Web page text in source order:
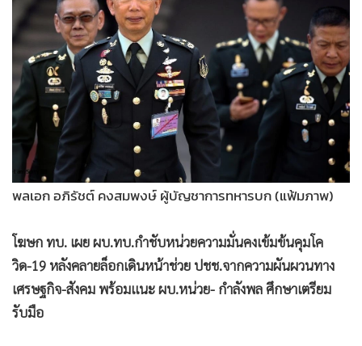
MGR Live
• Infographic
• การเมือง
• ท่องเที่ยว
• กีฬา
•
ต่างประเทศ
Special Scoop
• เศรษฐกิจ-ธุรกิจ
• ชุมชน-คุณภาพชีวิต
• อาชญากรรม
• Motoring
• เกม
พลเอก อภิรัชต์ คงสมพงษ์ ผู้บัญชาการทหารบก (แฟ้มภาพ)
โฆษก ทบ. เผย ผบ.ทบ.กำชับหน่วยความมั่นคงเข้มข้นคุมโค
วิด-19 หลังคลายล็อกเดินหน้าช่วย ปชช.จากความผันผวนทาง
เศรษฐกิจ-สังคม พร้อมแนะ ผบ.หน่วย- กำลังพล ศึกษาเตรียม
รับมือ